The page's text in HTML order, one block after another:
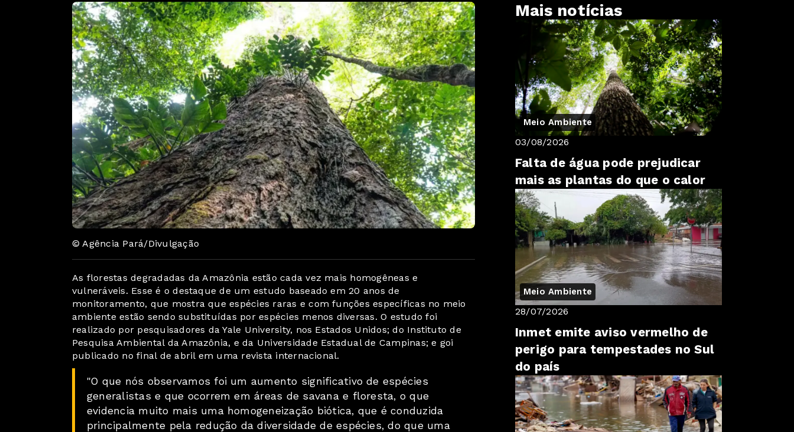
© Agência Pará/Divulgação
As florestas degradadas da Amazônia estão cada vez mais homogêneas e
vulneráveis. Esse é o destaque de um estudo baseado em 20 anos de
monitoramento, que mostra que espécies raras e com funções específicas no meio
ambiente estão sendo substituídas por espécies menos diversas. O estudo foi
realizado por pesquisadores da Yale University, nos Estados Unidos; do Instituto de
Pesquisa Ambiental da Amazônia, e da Universidade Estadual de Campinas; e goi
publicado no final de abril em uma revista internacional.
"O que nós observamos foi um aumento significativo de espécies
generalistas e que ocorrem em áreas de savana e floresta, o que
evidencia muito mais uma homogeneização biótica, que é conduzida
principalmente pela redução da diversidade de espécies, do que uma
Mais notícias
Meio Ambiente
03/08/2026
Falta de água pode prejudicar
mais as plantas do que o calor
Meio Ambiente
28/07/2026
Inmet emite aviso vermelho de
perigo para tempestades no Sul
do país